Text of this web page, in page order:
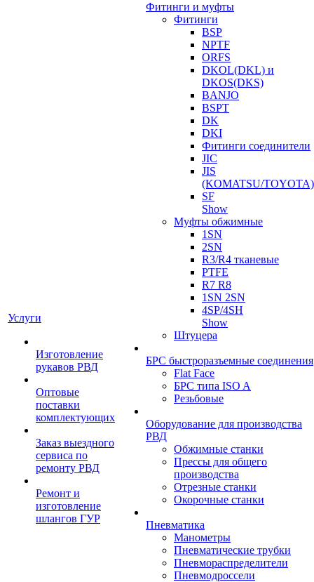
Услуги
Изготовление
рукавов РВД
Оптовые
поставки
комплектующих
Заказ выездного
сервиса по
ремонту РВД
Ремонт и
изготовление
шлангов ГУР
Фитинги и муфты
Фитинги
BSP
NPTF
ORFS
DKOL(DKL) и
DKOS(DKS)
BANJO
BSPT
DK
DKI
Фитинги соединители
JIC
JIS
(KOMATSU/TOYOTA)
SF
Show
Муфты обжимные
1SN
2SN
R3/R4 тканевые
PTFE
R7 R8
1SN 2SN
4SP/4SH
Show
Штуцера
БРС быстроразъемные соединения
Flat Face
БРС типа ISO A
Резьбовые
Оборудование для производства
РВД
Обжимные станки
Прессы для общего
производства
Отрезные станки
Окорочные станки
Пневматика
Манометры
Пневматические трубки
Пневмораспределители
Пневмодроссели